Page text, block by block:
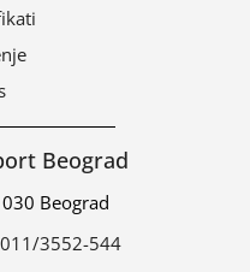
Beograd
Beograd
3552-544